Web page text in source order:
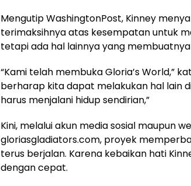
Mengutip WashingtonPost, Kinney
terimaksihnya atas kesempatan untuk
tetapi ada hal lainnya yang
“Kami telah membuka Gloria’s World,”
berharap kita dapat melakukan hal lain
harus menjalani hidup sendirian,”
Kini, melalui akun media sosial maupun
gloriasgladiators.com, proyek
terus berjalan. Karena kebaikan hati
dengan cepat.